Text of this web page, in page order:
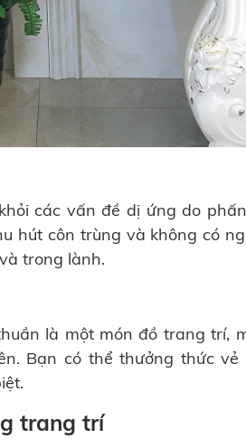
các vấn đề dị ứng do
hút côn trùng và không có
trong lành.
là một món đồ trang trí,
Bạn có thể thưởng thức
trang trí